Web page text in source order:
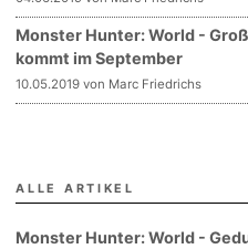
Monster Hunter: World -
kommt im September
10.05.2019 von Marc Friedrichs
ALLE ARTIKEL
Monster Hunter: World -